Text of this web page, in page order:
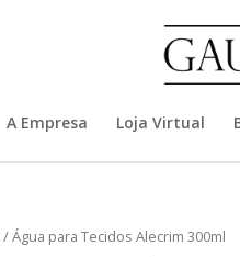
A Empresa Loja Virtual
/ Água para Tecidos Alecrim 300ml